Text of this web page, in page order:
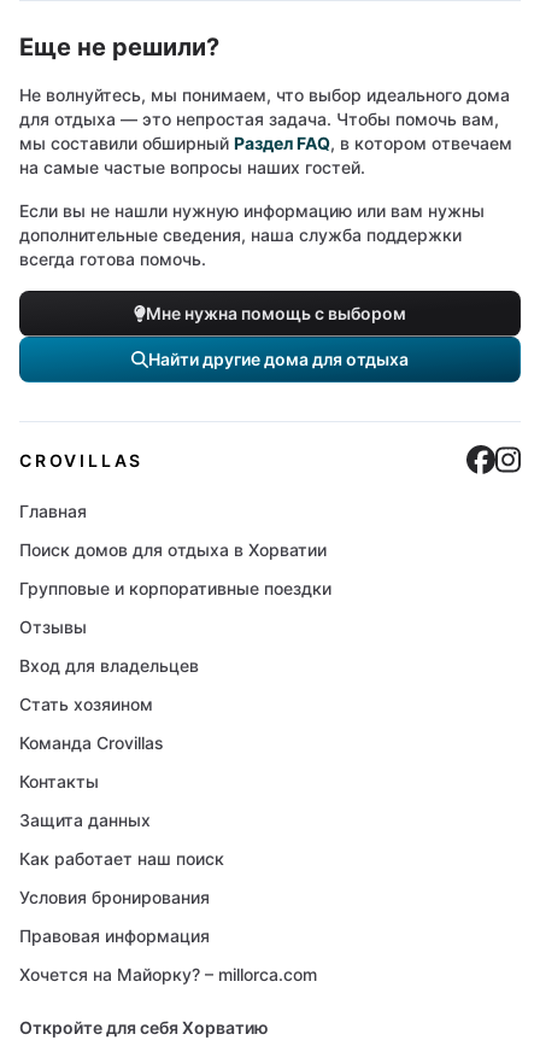
Еще не решили?
Не волнуйтесь, мы понимаем, что выбор идеального дома
для отдыха — это непростая задача. Чтобы помочь вам,
мы составили обширный Раздел FAQ, в котором отвечаем
на самые частые вопросы наших гостей.
Если вы не нашли нужную информацию или вам нужны
дополнительные сведения, наша служба поддержки
всегда готова помочь.
Мне нужна помощь с выбором
Найти другие дома для отдыха
CROVILLAS
Главная
Поиск домов для отдыха в Хорватии
Групповые и корпоративные поездки
Отзывы
Вход для владельцев
Стать хозяином
Команда Crovillas
Контакты
Защита данных
Как работает наш поиск
Условия бронирования
Правовая информация
Хочется на Майорку? – millorca.com
Откройте для себя Хорватию